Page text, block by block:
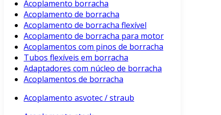
Acoplamento borracha
Acoplamento de borracha
Acoplamento de borracha flexível
Acoplamento de borracha para motor
Acoplamentos com pinos de borracha
Tubos flexíveis em borracha
Adaptadores com núcleo de borracha
Acoplamentos de borracha
Acoplamento asvotec / straub